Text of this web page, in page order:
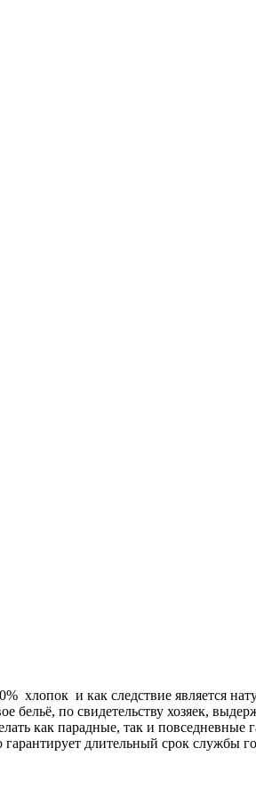
хлопок и как следствие является
по свидетельству хозяек,
как парадные, так и повседневные
длительный срок службы